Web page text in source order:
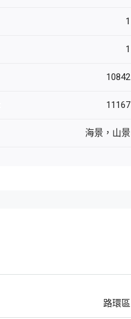
1
1
10842
11167
海景，山景
路環區